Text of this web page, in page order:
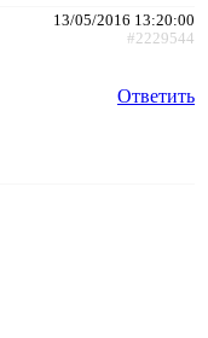
13/05/2016 13:20:00
#2229544
Ответить